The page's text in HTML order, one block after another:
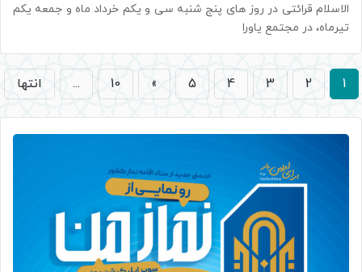
الاسلام قرائتی در روز های پنج شنبه سی و یکم خرداد ماه و جمعه یکم
تیرماه، در مجتمع یاورا
1
2
3
4
5
»
10
... انتها